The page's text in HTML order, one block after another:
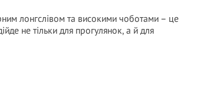
лонгслівом та високими чоботами – це
не тільки для прогулянок, а й для